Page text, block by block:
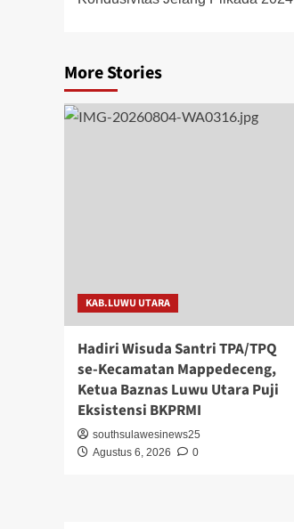
More Stories
KAB.LUWU UTARA
Hadiri Wisuda Santri TPA/TPQ
se-Kecamatan Mappedeceng,
Ketua Baznas Luwu Utara Puji
Eksistensi BKPRMI
southsulawesinews25
Agustus 6, 2026
0